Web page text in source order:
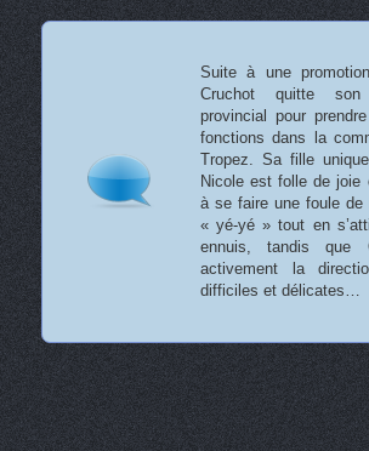
Suite à une
Cruchot quitte
provincial pour
fonctions dans la
Tropez. Sa fille
Nicole est folle de joie
à se faire une foule de
« yé-yé » tout en
ennuis, tandis que
activement la
difficiles et délicates…